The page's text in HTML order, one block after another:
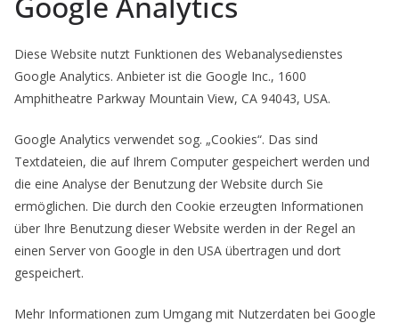
Diese Website nutzt Funktionen des Webanalysedienstes
Google Analytics. Anbieter ist die Google Inc., 1600
Amphitheatre Parkway Mountain View, CA 94043, USA.
Google Analytics verwendet sog. „Cookies“. Das sind
Textdateien, die auf Ihrem Computer gespeichert werden und
die eine Analyse der Benutzung der Website durch Sie
ermöglichen. Die durch den Cookie erzeugten Informationen
über Ihre Benutzung dieser Website werden in der Regel an
einen Server von Google in den USA übertragen und dort
gespeichert.
Mehr Informationen zum Umgang mit Nutzerdaten bei Google